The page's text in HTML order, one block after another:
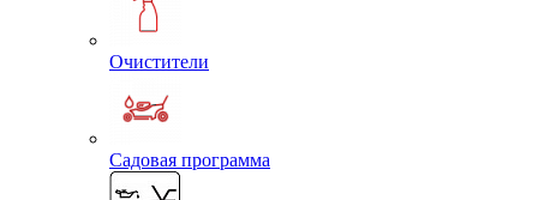
Очистители
Садовая программа